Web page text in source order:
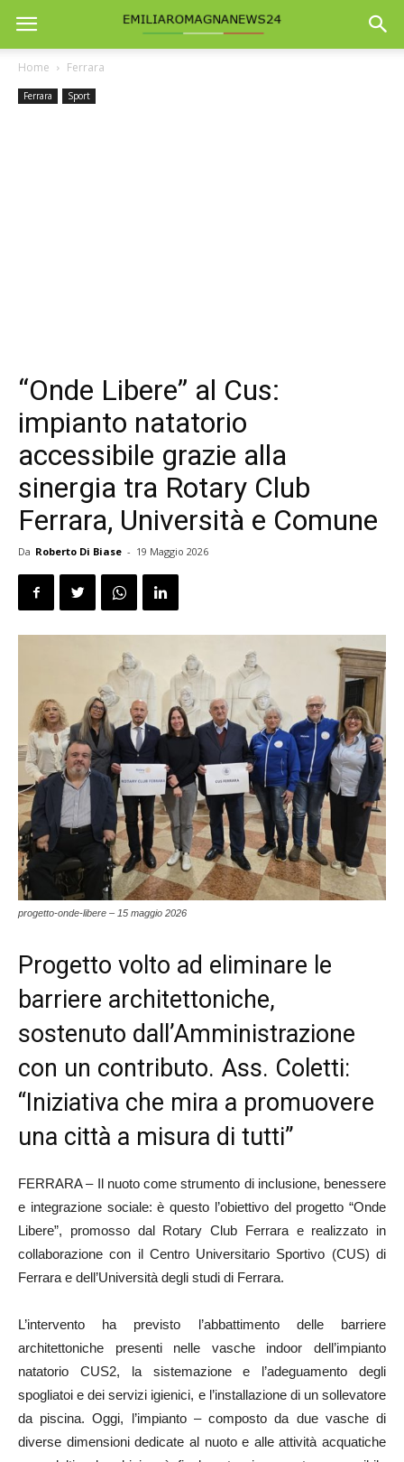
Home Ferrara
Ferrara Sport
“Onde Libere” al Cus:
impianto natatorio
accessibile grazie alla
sinergia tra Rotary Club
Ferrara, Università e Comune
Da Roberto Di Biase - 19 Maggio 2026
progetto-onde-libere – 15 maggio 2026
Progetto volto ad eliminare le
barriere architettoniche,
sostenuto dall’Amministrazione
con un contributo. Ass. Coletti:
“Iniziativa che mira a promuovere
una città a misura di tutti”
FERRARA – Il nuoto come strumento di inclusione, benessere
e integrazione sociale: è questo l’obiettivo del progetto “Onde
Libere”, promosso dal Rotary Club Ferrara e realizzato in
collaborazione con il Centro Universitario Sportivo (CUS) di
Ferrara e dell’Università degli studi di Ferrara.
L’intervento ha previsto l’abbattimento delle barriere
architettoniche presenti nelle vasche indoor dell’impianto
natatorio CUS2, la sistemazione e l’adeguamento degli
spogliatoi e dei servizi igienici, e l’installazione di un sollevatore
da piscina. Oggi, l’impianto – composto da due vasche di
diverse dimensioni dedicate al nuoto e alle attività acquatiche